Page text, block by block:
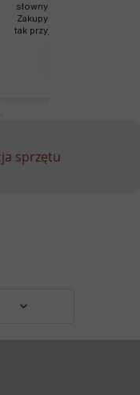
słowny sklep, nie oszukują
Zakupy w tym sklepie były
tak przyjemne, że na pewno
sprzętu